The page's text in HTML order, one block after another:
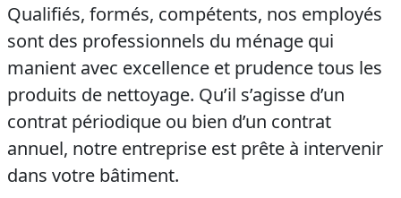
Qualifiés, formés, compétents, nos employés
sont des professionnels du ménage qui
manient avec excellence et prudence tous les
produits de nettoyage. Qu’il s’agisse d’un
contrat périodique ou bien d’un contrat
annuel, notre entreprise est prête à intervenir
dans votre bâtiment.